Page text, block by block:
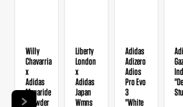
Willy
Chavarria
x
Adidas
Megaride
"Powder
Liberty
London
x
Adidas
Japan
Wmns
Adidas
Adizero
Adios
Pro Evo
3
"White